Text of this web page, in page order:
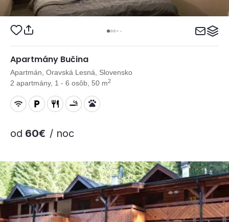
Apartmány Bučina
Apartmán, Oravská Lesná, Slovensko
2 apartmány, 1 - 6 osôb, 50 m2
od 60€ / noc